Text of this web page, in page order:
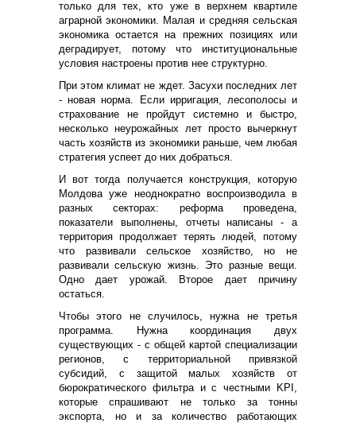
только для тех, кто уже в верхнем квартиле
аграрной экономики. Малая и средняя сельская
экономика остается на прежних позициях или
деградирует, потому что институциональные
условия настроены против нее структурно.
При этом климат не ждет. Засухи последних лет
- новая норма. Если ирригация, лесополосы и
страхование не пройдут системно и быстро,
несколько неурожайных лет просто вычеркнут
часть хозяйств из экономики раньше, чем любая
стратегия успеет до них добраться.
И вот тогда получается конструкция, которую
Молдова уже неоднократно воспроизводила в
разных секторах: реформа проведена,
показатели выполнены, отчеты написаны - а
территория продолжает терять людей, потому
что развивали сельское хозяйство, но не
развивали сельскую жизнь. Это разные вещи.
Одно дает урожай. Второе дает причину
остаться.
Чтобы этого не случилось, нужна не третья
программа. Нужна координация двух
существующих - с общей картой специализации
регионов, с территориальной привязкой
субсидий, с защитой малых хозяйств от
бюрократического фильтра и с честными KPI,
которые спрашивают не только за тонны
экспорта, но и за количество работающих